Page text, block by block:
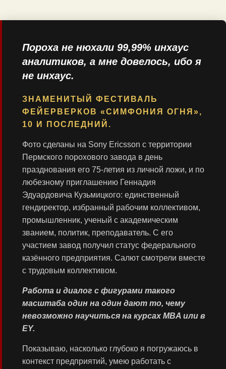
Пороха не нюхали 99,99% инхаус
аналитиков, а мне довелось, ибо я
не инхаус.
ЗНАМЕНИТЫЙ ФЕСТИВАЛЬ
ФЕЙЕРВЕРКОВ «СИМФОНИЯ ОГНЯ»,
10 И ПОСЛЕДНИЙ.
Фото сделаны на Sony Ericsson с территории
Пермского порохового завода в день
празднования его 75-летия из личной ложи, и по
любезному приглашению Геннадия
Эдуардовича Кузьмицкого: единственный
гендиректор, избранный рабочим коллективом,
промышленник, ученый с академическим
званием, политик, преподаватель. С его
участием завод получил статус федерального
казённого предприятия. Салют смотрели вместе
с трудовым коллективом.
Работа и диалог с фигурами такого
масштаба один на один дают то, чему
невозможно научиться на курсах MBA или в
EY.
Показываю, насколько глубоко я погружаюсь в
контекст предприятий, умею работать с